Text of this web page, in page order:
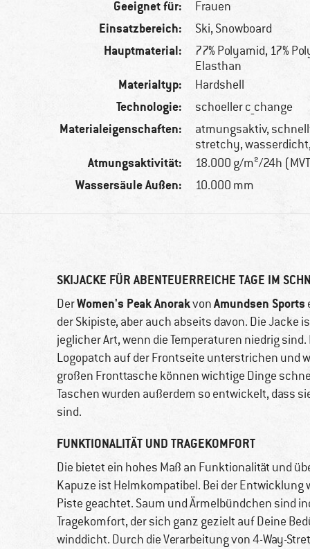
Geeignet für: Frauen
Einsatzbereich: Ski, Snowboard
Hauptmaterial:
77% Polyamid, 17%
Elasthan
Materialtyp: Hardshell
Technologie: schoeller c_change
Materialeigenschaften:
atmungsaktiv,
stretchy,
Atmungsaktivität: 18.000 g/m²/24h
Wassersäule Außen: 10.000 mm
SKIJACKE FÜR ABENTEUERREICHE TAGE IM
DerWomen's Peak AnorakvonAmundsen Sports
der Skipiste, aber auch abseits davon. Die Jacke
jeglicher Art, wenn die Temperaturen niedrig
Logopatch auf der Frontseite unterstrichen und
großen Fronttasche können wichtige Dinge
Taschen wurden außerdem so entwickelt, dass
sind.
FUNKTIONALITÄT UND TRAGEKOMFORT
Die bietet ein hohes Maß an Funktionalität und
Kapuze ist Helmkompatibel. Bei der Entwicklung
Piste geachtet. Saum und Ärmelbündchen sind
Tragekomfort, der sich ganz gezielt auf Deine
winddicht. Durch die Verarbeitung von 4-Way-